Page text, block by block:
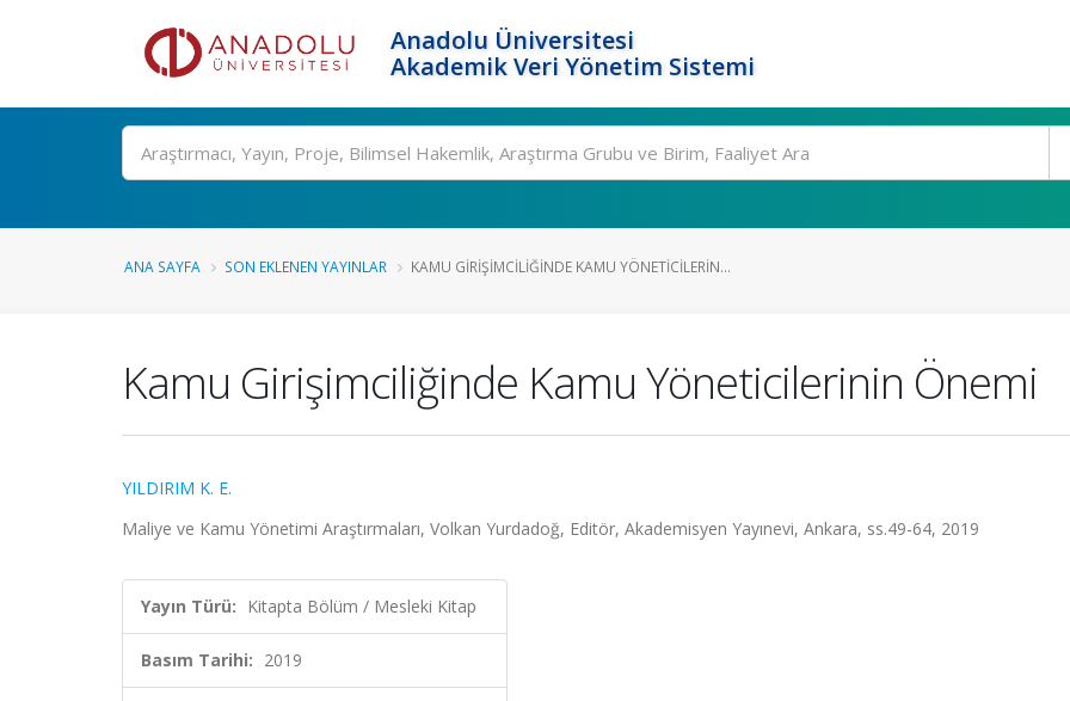
Anadolu Üniversitesi
Akademik Veri Yönetim Sistemi
Ara
ANA SAYFA SON EKLENEN YAYINLAR KAMU GIRIŞIMCILIĞINDE KAMU YÖNETICILERIN...
Kamu Girişimciliğinde Kamu Yöneticilerinin Önemi
YILDIRIM K. E.
Maliye ve Kamu Yönetimi Araştırmaları, Volkan Yurdadoğ, Editör, Akademisyen Yayınevi, Ankara, ss.49-64, 2019
Yayın Türü: Kitapta Bölüm / Mesleki Kitap
Basım Tarihi: 2019